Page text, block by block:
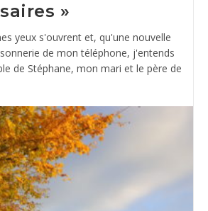
»
yeux s'ouvrent et, qu'une nouvelle
de mon téléphone, j'entends
de Stéphane, mon mari et le père de